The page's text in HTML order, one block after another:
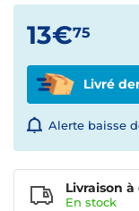
13€75
Livré
Alerte baisse
Livraison
En stock